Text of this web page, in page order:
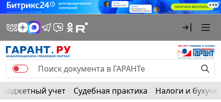
Бюджетный учет Судебная практика Налоги и